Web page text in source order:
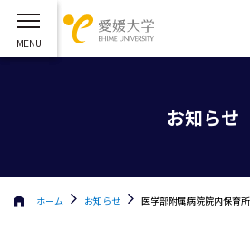
お知らせ
ホーム お知らせ 医学部附属病院院内保育